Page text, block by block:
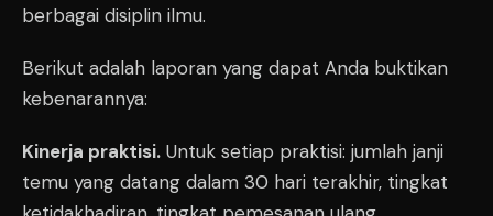
berbagai disiplin ilmu.
Berikut adalah laporan yang dapat Anda buktikan
kebenarannya:
Kinerja praktisi. Untuk setiap praktisi: jumlah janji
temu yang datang dalam 30 hari terakhir, tingkat